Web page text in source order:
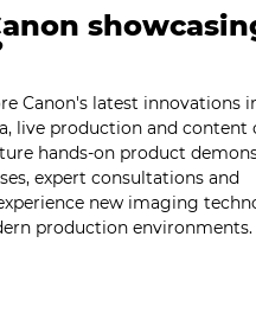
Canon's latest innovations
live production and content
hands-on product
expert consultations and
new imaging
production environments.